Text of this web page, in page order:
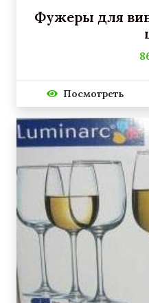
Фужеры для
Посмотреть